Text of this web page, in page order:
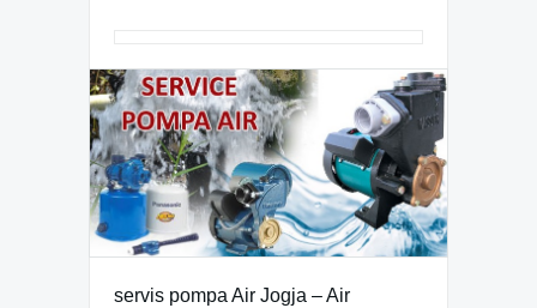
servis pompa Air Jogja – Air